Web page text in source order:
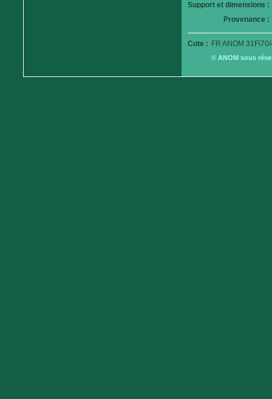
Support et dimensions :
Provenance :
Cote : FR ANOM
© ANOM sous